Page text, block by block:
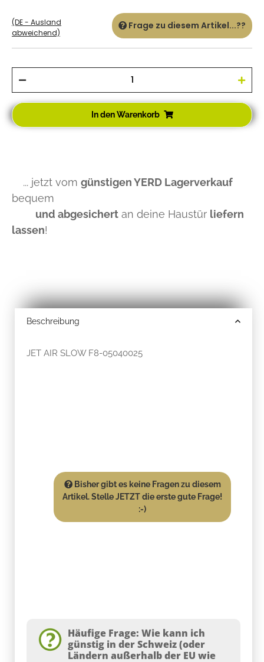
(DE - Ausland
abweichend)
Frage zu diesem Artikel...??
In den Warenkorb
... jetzt vom günstigen YERD Lagerverkauf
bequem
und abgesichert an deine Haustür liefern
lassen!
Beschreibung
JET AIR SLOW F8-05040025
Bisher gibt es keine Fragen zu diesem
Artikel. Stelle JETZT die erste gute Frage!
:-)
Häufige Frage: Wie kann ich
günstig in der Schweiz (oder
Ländern außerhalb der EU wie